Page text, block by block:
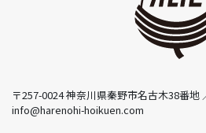
〒257-0024 神奈川県秦野市名古木38番地
info@harenohi-hoikuen.com